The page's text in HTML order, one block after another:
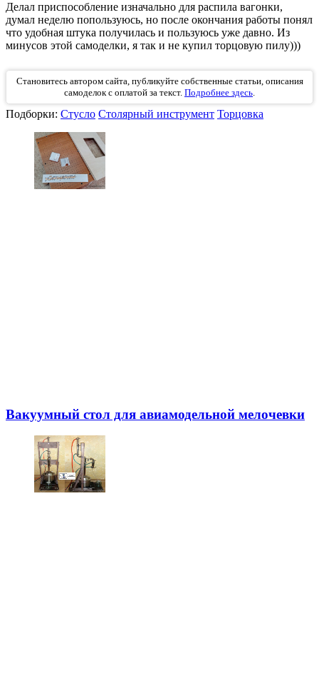
Делал приспособление изначально для распила вагонки,
думал неделю попользуюсь, но после окончания работы понял
что удобная штука получилась и пользуюсь уже давно. Из
минусов этой самоделки, я так и не купил торцовую пилу)))
Становитесь автором сайта, публикуйте собственные статьи, описания
самоделок с оплатой за текст. Подробнее здесь.
Подборки: Стусло Столярный инструмент Торцовка
Вакуумный стол для авиамодельной мелочевки